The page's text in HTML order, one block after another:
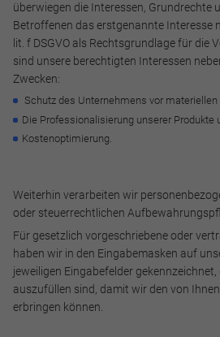
überwiegen die Interessen, Grundrechte
Betroffenen das erstgenannte Interesse
lit. f DSGVO als Rechtsgrundlage für die
sind unsere berechtigten Interessen
Zwecken:
Schutz des Unternehmens vor
Die Professionalisierung unserer Produkte
Kostenoptimierung.
Weiterhin verarbeiten wir
oder steuerrechtlichen
Für gesetzlich vorgeschriebene oder
haben wir in den Eingabemasken auf
jeweiligen Eingabefelder
auszufüllen sind, damit wir den von
erbringen können.
Ablehnen
Impressum Datenschutz